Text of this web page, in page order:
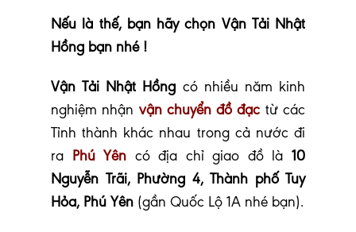
Nếu là thế, bạn hãy chọn Vận Tải Nhật
Hồng bạn nhé !
Vận Tải Nhật Hồng có nhiều năm kinh
nghiệm nhận vận chuyển đồ đạc từ các
Tỉnh thành khác nhau trong cả nước đi
ra Phú Yên có địa chỉ giao đồ là10
Nguyễn Trãi, Phường 4, Thành phố Tuy
Hỏa, Phú Yên (gần Quốc Lộ 1A nhé bạn).